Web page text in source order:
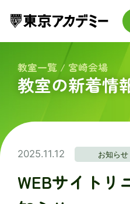
教室一覧 / 宮崎会場
教室の新着情
2025.11.12 お知らせ
WEBサイトリ